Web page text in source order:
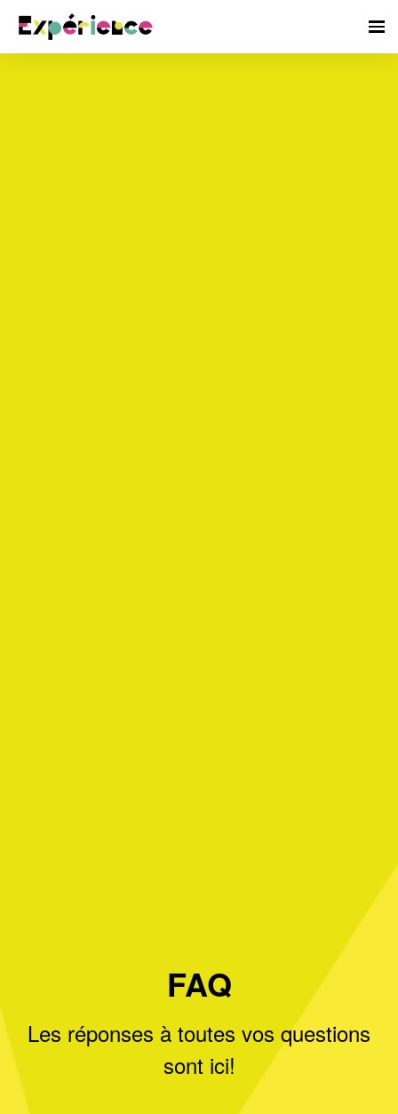
FAQ
Les réponses à toutes vos questions
sont ici!